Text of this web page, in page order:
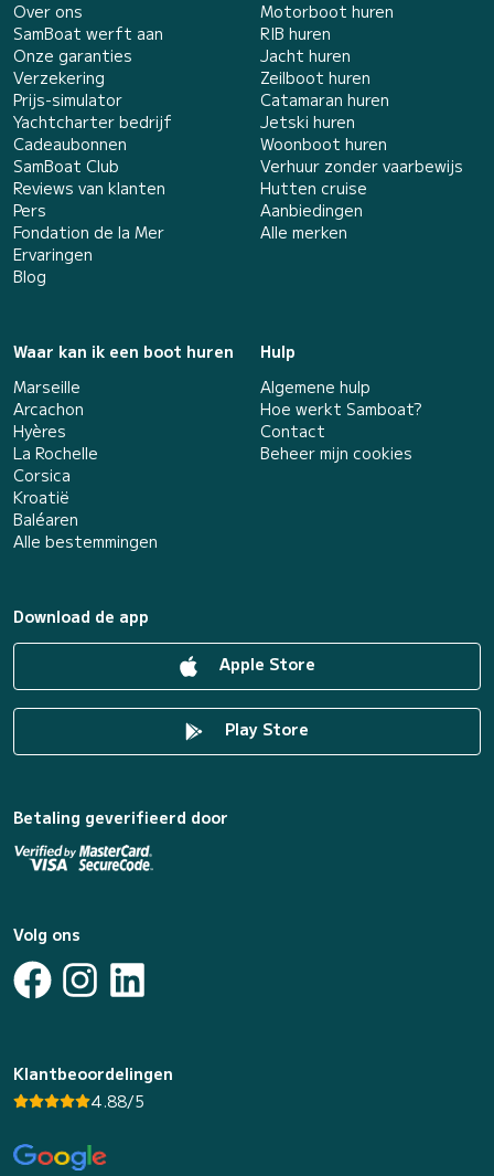
Over ons
SamBoat werft aan
Onze garanties
Verzekering
Prijs-simulator
Yachtcharter bedrijf
Cadeaubonnen
SamBoat Club
Reviews van klanten
Pers
Fondation de la Mer
Ervaringen
Blog
Motorboot huren
RIB huren
Jacht huren
Zeilboot huren
Catamaran huren
Jetski huren
Woonboot huren
Verhuur zonder vaarbewijs
Hutten cruise
Aanbiedingen
Alle merken
Waar kan ik een boot huren
Marseille
Arcachon
Hyères
La Rochelle
Corsica
Kroatië
Baléaren
Alle bestemmingen
Hulp
Algemene hulp
Hoe werkt Samboat?
Contact
Beheer mijn cookies
Download de app
Apple Store
Play Store
Betaling geverifieerd door
Volg ons
Klantbeoordelingen
4.88/5